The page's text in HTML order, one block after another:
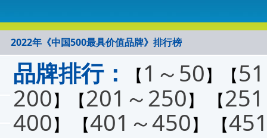
2022年《中国500最具价值品牌》排行榜
品牌排行： 【1～50】【
200】【201～250】 【
400】 【401～450】 【